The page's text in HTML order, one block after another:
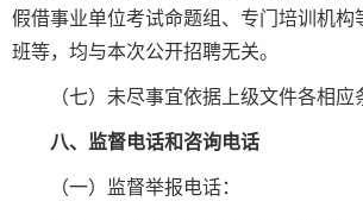
假借事业单位考试命题组、专门培训机构
班等，均与本次公开招聘无关。
（七）未尽事宜依据上级文件各相应
八、监督电话和咨询电话
（一）监督举报电话：